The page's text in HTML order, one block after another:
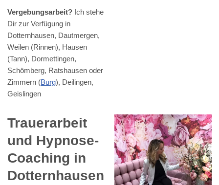
Vergebungsarbeit? Ich stehe
Dir zur Verfügung in
Dotternhausen, Dautmergen,
Weilen (Rinnen), Hausen
(Tann), Dormettingen,
Schömberg, Ratshausen oder
Zimmern (Burg), Deilingen,
Geislingen
Trauerarbeit
und Hypnose-
Coaching in
Dotternhausen